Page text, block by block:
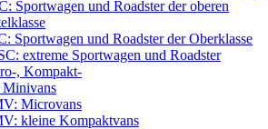
Sportwagen und Roadster der oberen
Sportwagen und Roadster der Oberklasse
extreme Sportwagen und Roadster
, Kompakt-
Minivans
Microvans
kleine Kompaktvans